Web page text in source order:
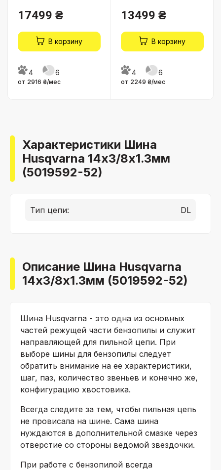
17499 ₴
В корзину
4 6
от 2916 ₴/мес
13499 ₴
В корзину
4 6
от 2249 ₴/мес
Характеристики Шина
Husqvarna 14х3/8х1.3мм
(5019592-52)
Тип цепи: DL
Описание Шина Husqvarna
14х3/8х1.3мм (5019592-52)
Шина Husqvarna - это одна из основных
частей режущей части бензопилы и служит
направляющей для пильной цепи. При
выборе шины для бензопилы следует
обратить внимание на ее характеристики,
шаг, паз, количество звеньев и конечно же,
конфигурацию хвостовика.
Всегда следите за тем, чтобы пильная цепь
не провисала на шине. Сама шина
нуждаются в дополнительной смазке через
отверстие со стороны ведомой звездочки.
При работе с бензопилой всегда